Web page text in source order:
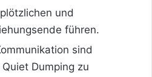
und
führen.
sind
Dumping zu